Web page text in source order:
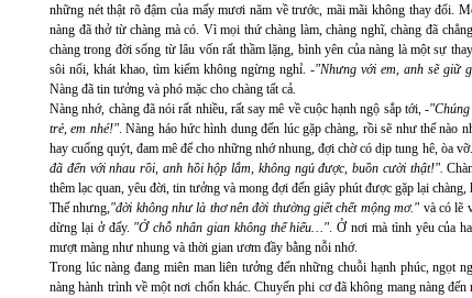
những nét thật rõ đậm của mấy mươi năm về trước, mãi mãi không thay đổi.
nàng đã thở từ chàng mà có. Vì mọi thứ chàng làm, chàng nghĩ, chàng đã
chàng trong đời sống từ lâu vốn rất thầm lặng, bình yên của nàng là một sự
sôi nổi, khát khao, tìm kiếm không ngừng nghỉ. -"Nhưng với em, anh sẽ giữ
Nàng đã tin tưởng và phó mặc cho chàng tất cả.
Nàng nhớ, chàng đã nói rất nhiều, rất say mê về cuộc hạnh ngộ sắp tới, -
trẻ, em nhé!". Nàng háo hức hình dung đến lúc gặp chàng, rồi sẽ như thế nào
hay cuống quýt, đam mê để cho những nhớ nhung, đợi chờ có dịp tung hê, òa
đã đến với nhau rồi, anh hồi hộp lắm, không ngủ được, buồn cười thật!".
thêm lạc quan, yêu đời, tin tưởng và mong đợi đến giây phút được gặp lại chàng,
Thế nhưng,"đời không như là thơ nên đời thường giết chết mộng mơ." và có lẽ
dừng lại ở đấy. "Ở chỗ nhân gian không thể hiểu…". Ở nơi mà tình yêu của
mượt màng như nhung và thời gian ươm đầy bằng nỗi nhớ.
Trong lúc nàng đang miên man liên tưởng đến những chuỗi hạnh phúc, ngọt
nàng hành trình về một nơi chốn khác. Chuyến phi cơ đã không mang nàng